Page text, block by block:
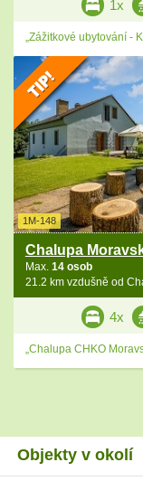
1x
„Zážitkové ubytování -
1M-148
Chalupa
Max. 14 osob
21.2 km vzdušně od
4x
„Chalupa CHKO
Objekty v okolí